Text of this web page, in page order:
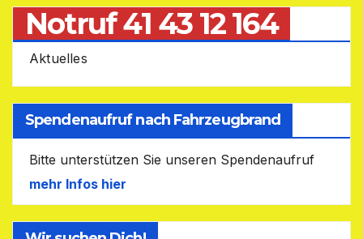
Notruf 41 43 12 164
Aktuelles
Spendenaufruf nach Fahrzeugbrand
Bitte unterstützen Sie unseren Spendenaufruf
mehr Infos hier